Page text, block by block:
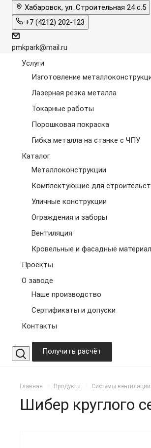
Хабаровск, ул. Строительная 24 с.5
+7 (4212) 202-123
pmkpark@mail.ru
Услуги
Изготовление
Лазерная резка металла
Токарные работы
Порошковая покраска
Гибка металла на станке с ЧПУ
Каталог
Металлоконструкции
Комплектующие для
Уличные конструкции
Ограждения и заборы
Вентиляция
Кровельные и фасадные
Проекты
О заводе
Наше производство
Сертификаты и допуски
Контакты
Получить расчёт
Главная Продукты Системы вентиляции
Шибер круглого